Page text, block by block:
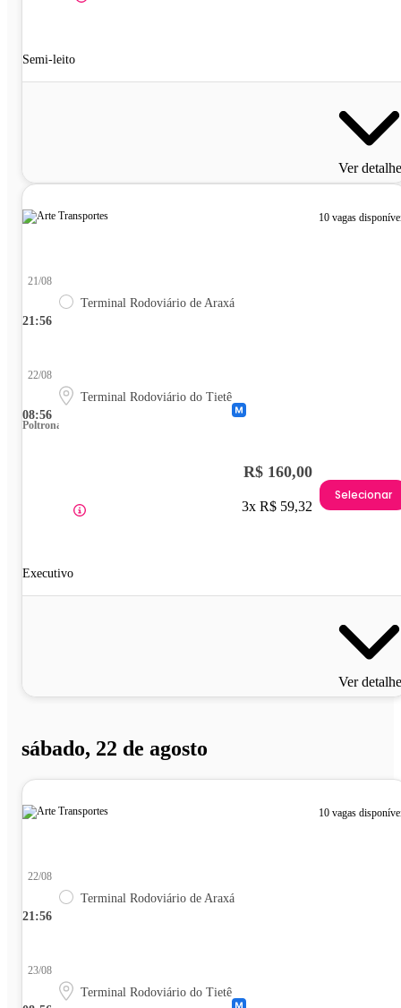
Semi-leito
Ver
10 vagas
21:56
21/08
Terminal Rodoviário de Araxá
08:56
22/08
Terminal Rodoviário do Tietê
Poltrona
Executivo
R$ 160,00
3x R$ 59,32
Selecionar
Ver
sábado, 22 de agosto
10 vagas
21:56
22/08
Terminal Rodoviário de Araxá
23/08
Terminal Rodoviário do Tietê